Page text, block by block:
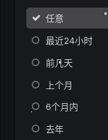
任意
最近24小时
前几天
上个月
6个月内
去年